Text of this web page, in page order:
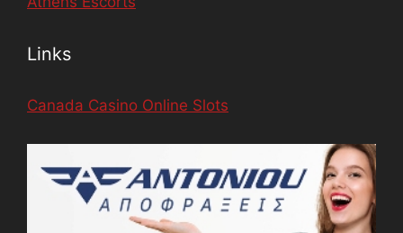
Links
Canada Casino Online Slots